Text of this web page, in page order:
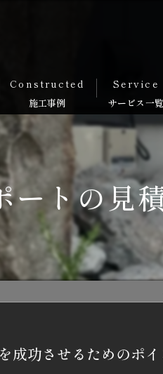
Constructed Service
ートの見
成功させるためのポイ